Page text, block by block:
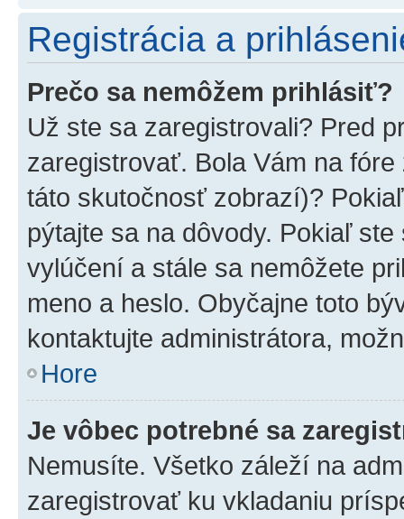
Registrácia a
Prečo sa nemôžem prihlásiť?
Už ste sa zaregistrovali? Pred
zaregistrovať. Bola Vám na
táto skutočnosť zobrazí)?
pýtajte sa na dôvody. Pokiaľ
vylúčení a stále sa nemôžete
meno a heslo. Obyčajne toto
kontaktujte administrátora,
Hore
Je vôbec potrebné sa
Nemusíte. Všetko záleží na
zaregistrovať ku vkladaniu